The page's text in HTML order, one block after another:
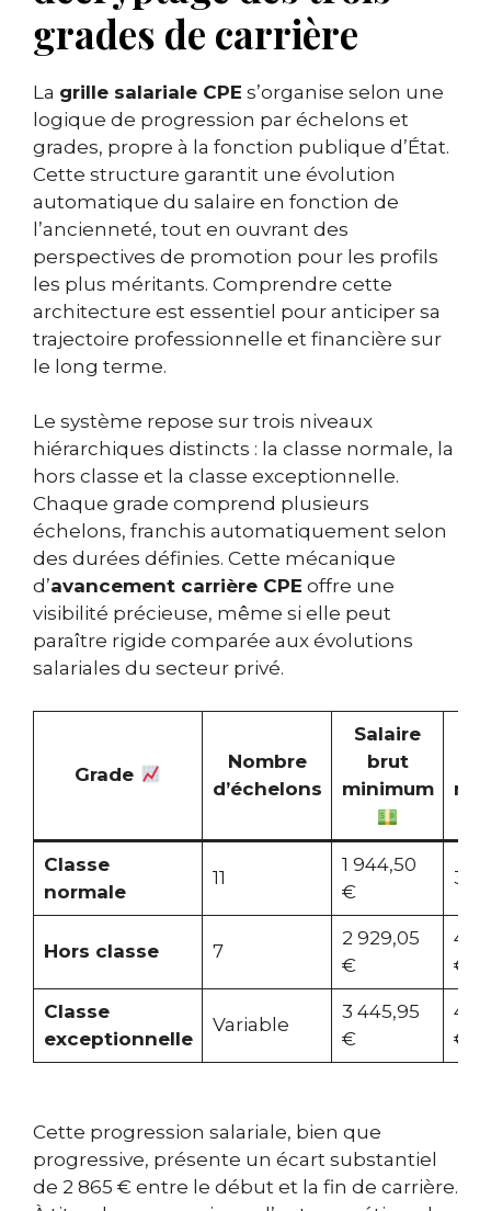
grades de carrière
La grille salariale CPE s’organise selon une
logique de progression par échelons et
grades, propre à la fonction publique d’État.
Cette structure garantit une évolution
automatique du salaire en fonction de
l’ancienneté, tout en ouvrant des
perspectives de promotion pour les profils
les plus méritants. Comprendre cette
architecture est essentiel pour anticiper sa
trajectoire professionnelle et financière sur
le long terme.
Le système repose sur trois niveaux
hiérarchiques distincts : la classe normale, la
hors classe et la classe exceptionnelle.
Chaque grade comprend plusieurs
échelons, franchis automatiquement selon
des durées définies. Cette mécanique
d’avancement carrière CPE offre une
visibilité précieuse, même si elle peut
paraître rigide comparée aux évolutions
salariales du secteur privé.
Grade
Nombre
d’échelons
Salaire
brut
minimum
Classe
normale
11
1 944,50
€
3
Hors classe 7
2 929,05
€
4
€
Classe
exceptionnelle
Variable
3 445,95
€
4
€
Cette progression salariale, bien que
progressive, présente un écart substantiel
de 2 865 € entre le début et la fin de carrière.